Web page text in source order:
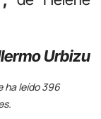
Urbizu
ha leído 396